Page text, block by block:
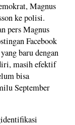
Magnus
ke polisi.
pers Magnus
Facebook
baru dengan
masih efektif
bisa
September